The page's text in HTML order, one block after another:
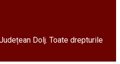
Dolj. Toate drepturile